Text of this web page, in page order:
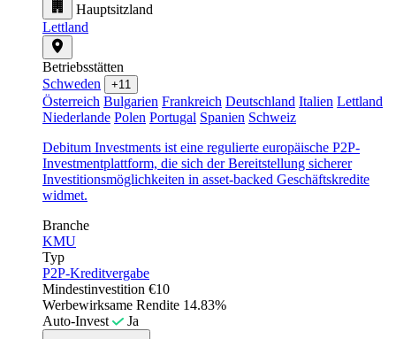
Hauptsitzland
Lettland
Betriebsstätten
Schweden
+11
Österreich Bulgarien Frankreich Deutschland Italien Lettland
Niederlande Polen Portugal Spanien Schweiz
Debitum Investments ist eine regulierte europäische P2P-
Investmentplattform, die sich der Bereitstellung sicherer
Investitionsmöglichkeiten in asset-backed Geschäftskredite
widmet.
Branche
KMU
Typ
P2P-Kreditvergabe
Mindestinvestition €10
Werbewirksame Rendite 14.83%
Auto-Invest
Ja